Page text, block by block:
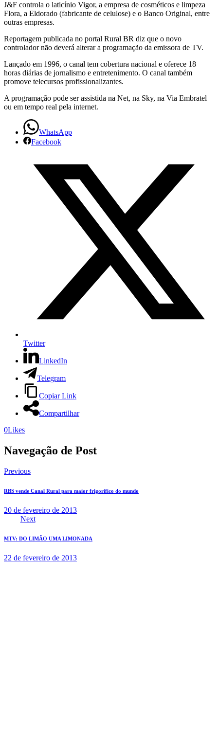
J&F controla o laticínio Vigor, a empresa de cosméticos e limpeza
Flora, a Eldorado (fabricante de celulose) e o Banco Original, entre
outras empresas.
Reportagem publicada no portal Rural BR diz que o novo
controlador não deverá alterar a programação da emissora de TV.
Lançado em 1996, o canal tem cobertura nacional e oferece 18
horas diárias de jornalismo e entretenimento. O canal também
promove telecursos profissionalizantes.
A programação pode ser assistida na Net, na Sky, na Via Embratel
ou em tempo real pela internet.
WhatsApp
Facebook
Twitter
LinkedIn
Telegram
Copiar Link
Compartilhar
0Likes
Navegação de Post
Previous
RBS vende Canal Rural para maior frigorífico do mundo
20 de fevereiro de 2013
Next
MTV: DO LIMÃO UMA LIMONADA
22 de fevereiro de 2013